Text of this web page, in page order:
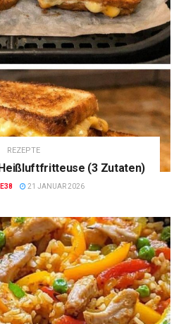
REZEPTE
(3 Zutaten)
21 JANUAR 2026